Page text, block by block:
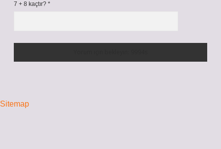
7 + 8 kaçtır? *
Sitemap